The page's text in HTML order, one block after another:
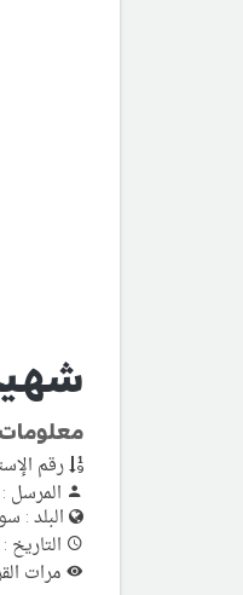
معلومات
رقم
المرسل
البلد :
التاريخ : 12-06-2014
مرات